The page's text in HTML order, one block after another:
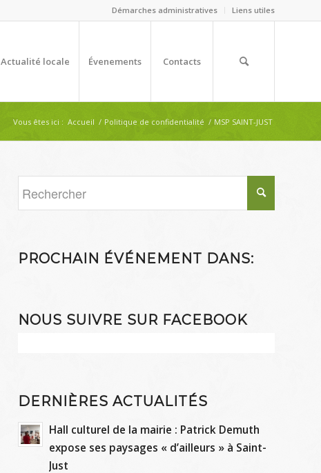
Démarches administratives Liens utiles
Actualité locale Évenements Contacts
Vous êtes ici : Accueil / Politique de confidentialité / MSP SAINT-JUST
PROCHAIN ÉVÉNEMENT DANS:
NOUS SUIVRE SUR FACEBOOK
DERNIÈRES ACTUALITÉS
Hall culturel de la mairie : Patrick Demuth
expose ses paysages « d’ailleurs » à Saint-
Just